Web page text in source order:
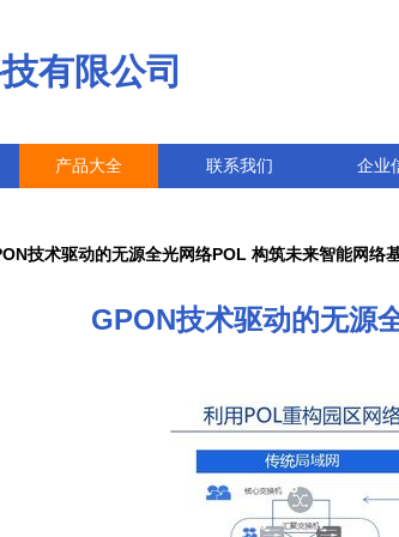
有限公司
产品大全 联系我们 企业
技术驱动的无源全光网络POL 构筑未来智能网络
GPON技术驱动的无源